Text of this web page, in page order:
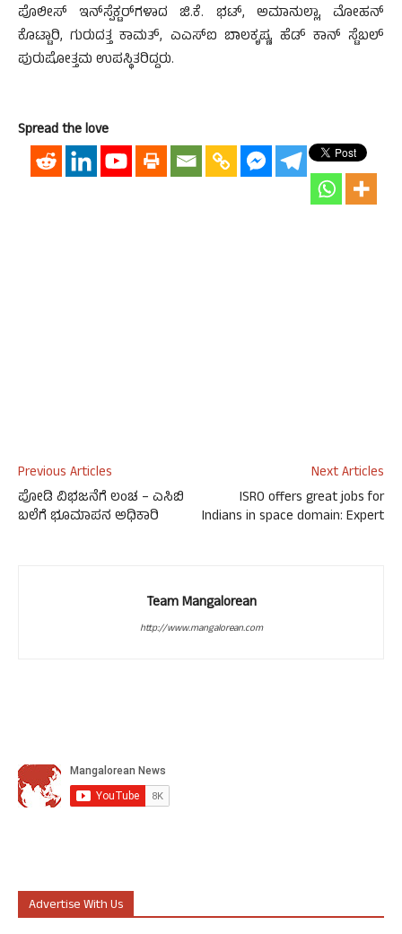
ಪೊಲೀಸ್‌ ಇನ್‌ಸ್ಪೆಕ್ಟರ್‌ಗಳಾದ ಜಿ.ಕೆ. ಭಟ್‌, ಅಮಾನುಲ್ಲಾ, ಮೋಹನ್‌
ಕೊಟ್ಟಾರಿ, ಗುರುದತ್ತ ಕಾಮತ್‌, ಎಎಸ್‌ಐ ಬಾಲಕೃಷ್ಣ, ಹೆಡ್‌ ಕಾನ್‌ ಸ್ಟೆಬಲ್‌
ಪುರುಷೋತ್ತಮ ಉಪಸ್ಥಿತರಿದ್ದರು.
Spread the love
Previous Articles
ಪೋಡಿ ವಿಭಜನೆಗೆ ಲಂಚ – ಎಸಿಬಿ
ಬಲೆಗೆ ಭೂಮಾಪನ ಅಧಿಕಾರಿ
Next Articles
ISRO offers great jobs for
Indians in space domain: Expert
Team Mangalorean
http://www.mangalorean.com
Advertise With Us